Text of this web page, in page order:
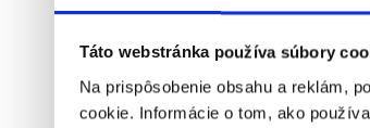
Táto webstránka používa súbory
Na prispôsobenie obsahu a reklám,
cookie. Informácie o tom, ako